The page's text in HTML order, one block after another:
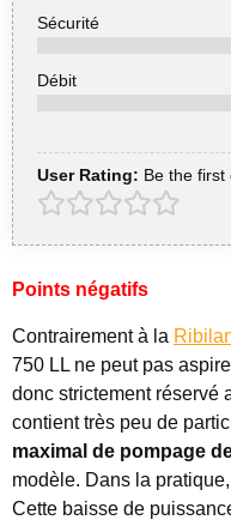
Sécurité
Débit
User Rating: Be the first
Points négatifs
Contrairement à la
750 LL ne peut pas
donc strictement réservé
contient très peu de
maximal de pompage
modèle. Dans la
Cette baisse de